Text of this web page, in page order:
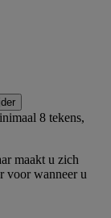
8 tekens,
maakt u zich
voor wanneer u